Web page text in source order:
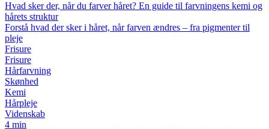
Hvad sker der, når du farver håret? En guide til farvningens kemi og
hårets struktur
Forstå hvad der sker i håret, når farven ændres – fra pigmenter til
pleje
Frisure
Frisure
Hårfarvning
Skønhed
Kemi
Hårpleje
Videnskab
4 min